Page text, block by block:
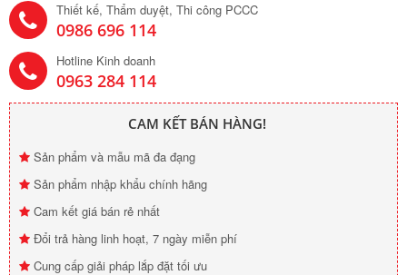
Thiết kế, Thẩm duyệt, Thi công PCCC
0986 696 114
Hotline Kinh doanh
0963 284 114
CAM KẾT BÁN HÀNG!
Sản phẩm và mẫu mã đa đạng
Sản phẩm nhập khẩu chính hãng
Cam kết giá bán rẻ nhất
Đổi trả hàng linh hoạt, 7 ngày miễn phí
Cung cấp giải pháp lắp đặt tối ưu